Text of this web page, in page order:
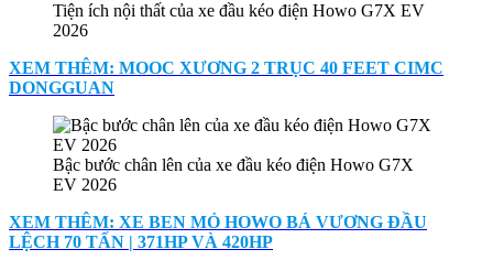
Tiện ích nội thất của xe đầu kéo điện Howo G7X EV
2026
XEM THÊM: MOOC XƯƠNG 2 TRỤC 40 FEET CIMC
DONGGUAN
Bậc bước chân lên của xe đầu kéo điện Howo G7X
EV 2026
XEM THÊM: XE BEN MỎ HOWO BÁ VƯƠNG ĐẦU
LỆCH 70 TẤN | 371HP VÀ 420HP